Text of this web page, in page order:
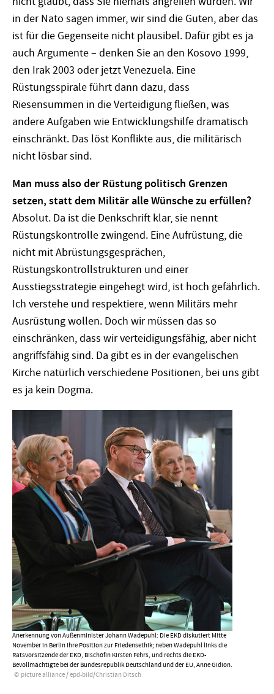
in der Nato sagen immer, wir sind die Guten, aber das
ist für die Gegenseite nicht plausibel. Dafür gibt es ja
auch Argumente – denken Sie an den Kosovo 1999,
den Irak 2003 oder jetzt Venezuela. Eine
Rüstungsspirale führt dann dazu, dass
Riesensummen in die Verteidigung fließen, was
andere Aufgaben wie Entwicklungshilfe dramatisch
einschränkt. Das löst Konflikte aus, die militärisch
nicht lösbar sind.
Man muss also der Rüstung politisch Grenzen
setzen, statt dem Militär alle Wünsche zu erfüllen?
Absolut. Da ist die Denkschrift klar, sie nennt
Rüstungskontrolle zwingend. Eine Aufrüstung, die
nicht mit Abrüstungsgesprächen,
Rüstungskontrollstrukturen und einer
Ausstiegsstrategie eingehegt wird, ist hoch gefährlich.
Ich verstehe und respektiere, wenn Militärs mehr
Ausrüstung wollen. Doch wir müssen das so
einschränken, dass wir verteidigungsfähig, aber nicht
angriffsfähig sind. Da gibt es in der evangelischen
Kirche natürlich verschiedene Positionen, bei uns gibt
es ja kein Dogma.
Anerkennung von Außenminister Johann Wadepuhl: Die EKD diskutiert Mitte
November in Berlin ihre Position zur Friedensethik; neben Wadepuhl links die
Ratsvorsitzende der EKD, Bischöfin Kirsten Fehrs, und rechts die EKD-
Bevollmächtigte bei der Bundesrepublik Deutschland und der EU, Anne Gidion.
picture alliance / epd-bild/Christian Ditsch